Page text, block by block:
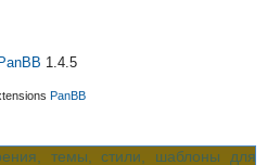
PanBB 1.4.5
PanBB